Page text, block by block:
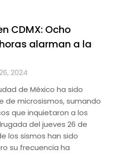
CDMX: Ocho
alarman a la
2024
de México ha sido
de microsismos, sumando
que inquietaron a los
del jueves 26 de
los sismos han sido
su frecuencia ha